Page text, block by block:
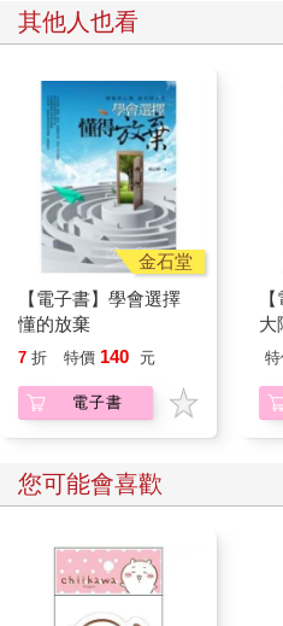
魔杖。然後，當哈利腦門痛得猛
到似地大叫一聲放開了哈利。他
哈利喘著氣，往前撲倒在繡球花
不出任何引發這聲巨響的蛛絲馬
探出好奇的臉在張望。哈利趕快
「今天下午天氣真好啊！」威農
太打招呼，她正隔著網眼窗簾往
火的聲音嗎？把佩妮和我嚇了一
他臉上堆滿神經兮兮的恐怖笑容
失，他的笑容隨即轉成怒容。他
哈利上前幾步，仍保持一點距離
他脖子。
「你到底是什麼意思，小子？」
氣得發抖。
「什麼我什麼意思？」哈利冷冷
到那個弄出巨響的人。
「那個聲音不是我弄的。」哈利堅
看上去非常生氣。
「你幹嘛在我們家窗台底下鬼鬼
「對──對，說得好，佩妮！你在
其他人也看
金石堂
【電子書】學會選擇
懂的放棄
7 折 特價 140 元
電子書
大
您可能會喜歡